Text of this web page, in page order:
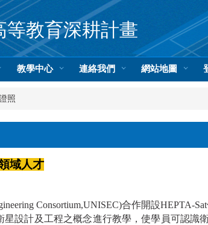
等教育深耕計畫
教學中心 連絡我們 網站地圖
照
域人才
Consortium,UNISEC)合作開設HEPTA-
設計及工程之概念進行教學，使學員可認識